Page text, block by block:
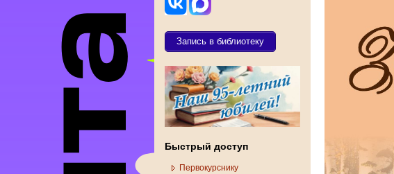
Запись в библиотеку
Быстрый доступ
Первокурснику